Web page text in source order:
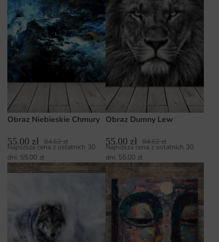
Obraz Niebieskie Chmury
55.00 zł 84.62zł
Najniższa cena z ostatnich 30
dni: 55.00 zł
Obraz Dumny Lew
55.00 zł 84.62zł
Najniższa cena z ostatnich 30
dni: 55.00 zł